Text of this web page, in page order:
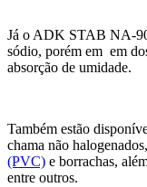
Já o ADK STAB NA-
sódio, porém em em
absorção de umidade.
Também estão
chama não
(PVC) e borrachas,
entre outros.